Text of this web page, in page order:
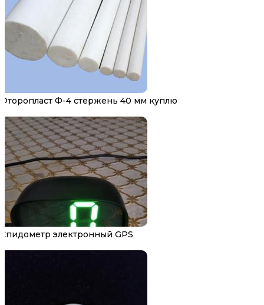
Фторопласт Ф-4 стержень 40 мм куплю
Спидометр электронный GPS